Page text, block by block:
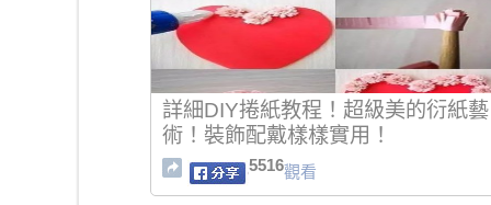
詳細DIY捲紙教程！超級美的衍紙藝
術！裝飾配戴樣樣實用！
5516觀看